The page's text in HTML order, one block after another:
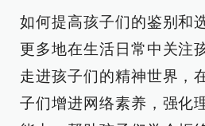
如何提高孩子们的鉴别和
更多地在生活日常中关注
走进孩子们的精神世界，
子们增进网络素养，强化